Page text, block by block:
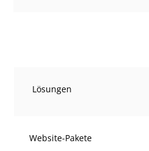
Lösungen
Website-Pakete